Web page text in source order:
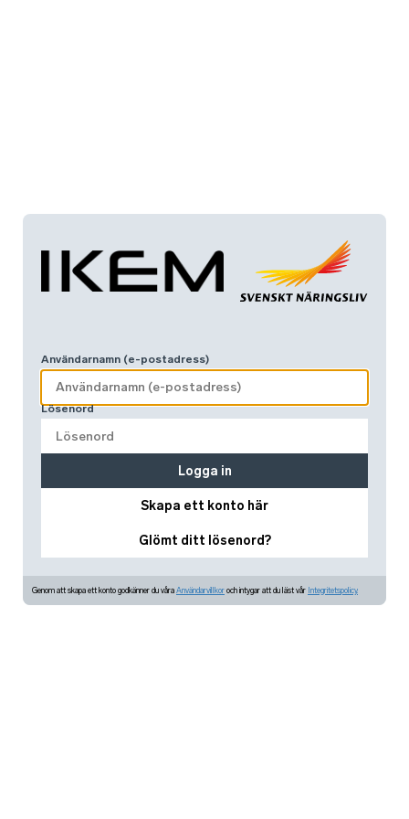
Användarnamn (e-postadress)
Lösenord
Skapa ett konto här
Glömt ditt lösenord?
Logga in
Genom att skapa ett konto godkänner du våra Användarvillkor och intygar att du läst vår Integritetspolicy.